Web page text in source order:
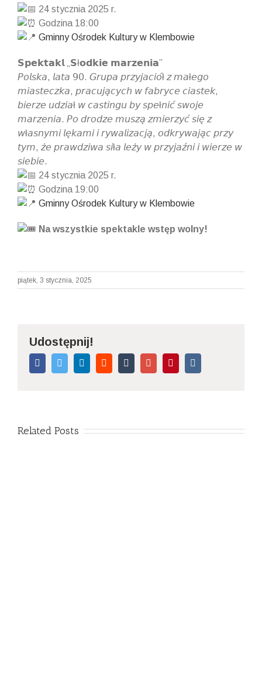
24 stycznia 2025 r.
Godzina 18:00
Gminny Ośrodek Kultury w Klembowie
𝗦𝗽𝗲𝗸𝘁𝗮𝗸𝗹 „𝗦ł𝗼𝗱𝗸𝗶𝗲 𝗺𝗮𝗿𝘇𝗲𝗻𝗶𝗮”
𝘗𝘰𝘭𝘴𝘬𝘢, 𝘭𝘢𝘵𝘢 𝟫𝟢. 𝘎𝘳𝘶𝘱𝘢 𝘱𝘳𝘻𝘺𝘫𝘢𝘤𝘪𝘰́ł 𝘻 𝘮𝘢ł𝘦𝘨𝘰
𝘮𝘪𝘢𝘴𝘵𝘦𝘤𝘻𝘬𝘢, 𝘱𝘳𝘢𝘤𝘶𝘫𝘢̨𝘤𝘺𝘤𝘩 𝘸 𝘧𝘢𝘣𝘳𝘺𝘤𝘦 𝘤𝘪𝘢𝘴𝘵𝘦𝘬,
𝘣𝘪𝘦𝘳𝘻𝘦 𝘶𝘥𝘻𝘪𝘢ł 𝘸 𝘤𝘢𝘴𝘵𝘪𝘯𝘨𝘶 𝘣𝘺 𝘴𝘱𝘦ł𝘯𝘪𝘤́ 𝘴𝘸𝘰𝘫𝘦
𝘮𝘢𝘳𝘻𝘦𝘯𝘪𝘢. 𝘗𝘰 𝘥𝘳𝘰𝘥𝘻𝘦 𝘮𝘶𝘴𝘻𝘢̨ 𝘻𝘮𝘪𝘦𝘳𝘻𝘺𝘤́ 𝘴𝘪𝘦̨ 𝘻
𝘸ł𝘢𝘴𝘯𝘺𝘮𝘪 𝘭𝘦̨𝘬𝘢𝘮𝘪 𝘪 𝘳𝘺𝘸𝘢𝘭𝘪𝘻𝘢𝘤𝘫𝘢̨, 𝘰𝘥𝘬𝘳𝘺𝘸𝘢𝘫𝘢̨𝘤 𝘱𝘳𝘻𝘺
𝘵𝘺𝘮, 𝘻̇𝘦 𝘱𝘳𝘢𝘸𝘥𝘻𝘪𝘸𝘢 𝘴𝘪ł𝘢 𝘭𝘦𝘻̇𝘺 𝘸 𝘱𝘳𝘻𝘺𝘫𝘢𝘻́𝘯𝘪 𝘪 𝘸𝘪𝘦𝘳𝘻𝘦 𝘸
𝘴𝘪𝘦𝘣𝘪𝘦.
24 stycznia 2025 r.
Godzina 19:00
Gminny Ośrodek Kultury w Klembowie
Na wszystkie spektakle wstęp wolny!
piątek, 3 stycznia, 2025
Udostępnij!
FacebookTwitter LinkedinReddit Tumblr Google+Pinterest
Related Posts